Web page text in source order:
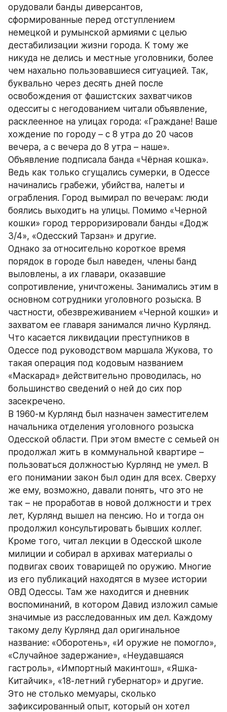
орудовали банды диверсантов,
сформированные перед отступлением
немецкой и румынской армиями с целью
дестабилизации жизни города. К тому же
никуда не делись и местные уголовники, более
чем нахально пользовавшиеся ситуацией. Так,
буквально через десять дней после
освобождения от фашистских захватчиков
одесситы с негодованием читали объявление,
расклеенное на улицах города: «Граждане! Ваше
хождение по городу – с 8 утра до 20 часов
вечера, а с вечера до 8 утра – наше».
Объявление подписала банда «Чёрная кошка».
Ведь как только сгущались сумерки, в Одессе
начинались грабежи, убийства, налеты и
ограбления. Город вымирал по вечерам: люди
боялись выходить на улицы. Помимо «Черной
кошки» город терроризировали банды «Додж
3/4», «Одесский Тарзан» и другие.
Однако за относительно короткое время
порядок в городе был наведен, члены банд
выловлены, а их главари, оказавшие
сопротивление, уничтожены. Занимались этим в
основном сотрудники уголовного розыска. В
частности, обезвреживанием «Черной кошки» и
захватом ее главаря занимался лично Курлянд.
Что касается ликвидации преступников в
Одессе под руководством маршала Жукова, то
такая операция под кодовым названием
«Маскарад» действительно проводилась, но
большинство сведений о ней до сих пор
засекречено.
В 1960-м Курлянд был назначен заместителем
начальника отделения уголовного розыска
Одесской области. При этом вместе с семьей он
продолжал жить в коммунальной квартире –
пользоваться должностью Курлянд не умел. В
его понимании закон был один для всех. Сверху
же ему, возможно, давали понять, что это не
так – не проработав в новой должности и трех
лет, Курлянд вышел на пенсию. Но и тогда он
продолжил консультировать бывших коллег.
Кроме того, читал лекции в Одесской школе
милиции и собирал в архивах материалы о
подвигах своих товарищей по оружию. Многие
из его публикаций находятся в музее истории
ОВД Одессы. Там же находится и дневник
воспоминаний, в котором Давид изложил самые
значимые из расследованных им дел. Каждому
такому делу Курлянд дал оригинальное
название: «Оборотень», «И оружие не помогло»,
«Случайное задержание», «Неудавшаяся
гастроль», «Импортный макинтош», «Яшка-
Китайчик», «18-летний губернатор» и другие.
Это не столько мемуары, сколько
зафиксированный опыт, который он хотел